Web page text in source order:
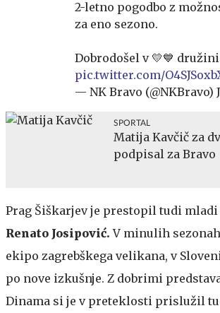
2-letno pogodbo z
za eno sezono.
Dobrodošel v 💛💙
pic.twitter.com/
— NK Bravo (@NKBravo)
SPORTAL
Matija Kavčič za
podpisal za Bravo
Prag Šiškarjev je prestopil tudi
Renato Josipović. V minulih
ekipo zagrebškega velikana, v
po nove izkušnje. Z dobrimi
Dinama si je v preteklosti prislužil